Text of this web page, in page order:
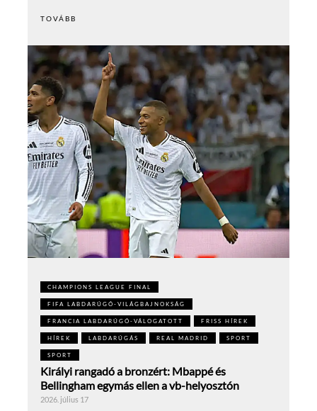
TOVÁBB
CHAMPIONS LEAGUE FINAL
FIFA LABDARÚGÓ-VILÁGBAJNOKSÁG
FRANCIA LABDARÚGÓ-VÁLOGATOTT FRISS HÍREK
HÍREK LABDARÚGÁS REAL MADRID SPORT
SPORT
Királyi rangadó a bronzért: Mbappé és
Bellingham egymás ellen a vb-helyosztón
2026. július 17